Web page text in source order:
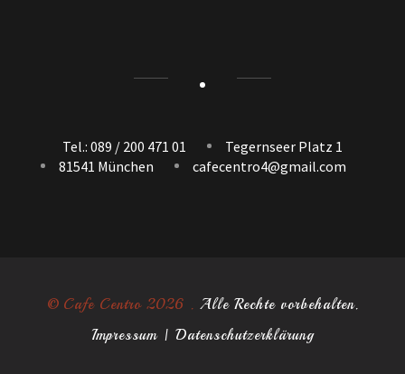
Tel.: 089 / 200 471 01
Tegernseer Platz 1
81541 München
cafecentro4@gmail.com
© Cafe Centro 2026 . Alle Rechte vorbehalten.
Impressum| Datenschutzerklärung